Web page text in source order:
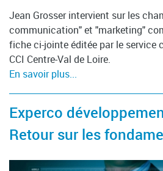
Jean Grosser intervient sur les
communication" et "marketing"
fiche ci-jointe éditée par le service
CCI Centre-Val de Loire.
En savoir plus...
Experco
Retour sur les